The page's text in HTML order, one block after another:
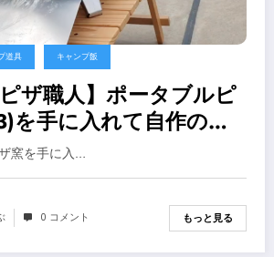
道具 キャンプ飯
ピザ職人】ポータブルピ
を手に入れて自作のピ
た【キャンプ ピザオ
窯を手に入…
0 コメント もっと見る